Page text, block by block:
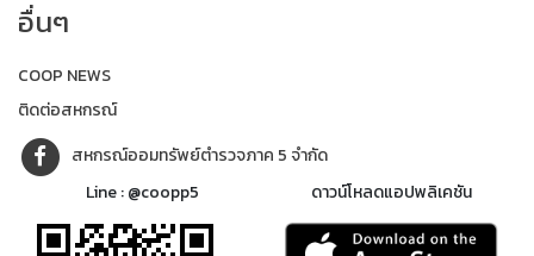
อื่นๆ
COOP NEWS
ติดต่อสหกรณ์
สหกรณ์ออมทรัพย์ตำรวจภาค 5 จำกัด
Line : @coopp5
ดาวน์โหลดแอปพลิเคชัน